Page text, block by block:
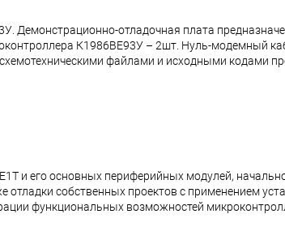
Демонстрационно-отладочная плата
К1986ВЕ93У – 2шт. Нуль-модемный
файлами и исходными кодами
и его основных периферийных модулей,
собственных проектов с применением
функциональных возможностей